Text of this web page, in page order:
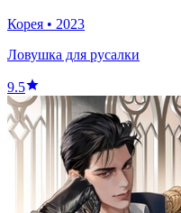
Корея • 2023
Ловушка для русалки
9.5